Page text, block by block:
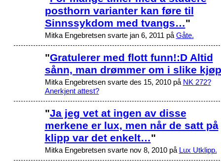
posthorn varianter kan føre til
Sinnssykdom med tvangs…"
Mitka Engebretsen svarte jan 6, 2011 på Gåte.
"Gratulerer med flott funn!:D Altid
sånn, man drømmer om i slike
Mitka Engebretsen svarte des 15, 2010 på NK 272?
Anerkjent attest?
"Ja jeg vet at ingen av disse
merkene er lux, men når de satt på
klipp var det enkelt…"
Mitka Engebretsen svarte nov 8, 2010 på Lux Utklipp.